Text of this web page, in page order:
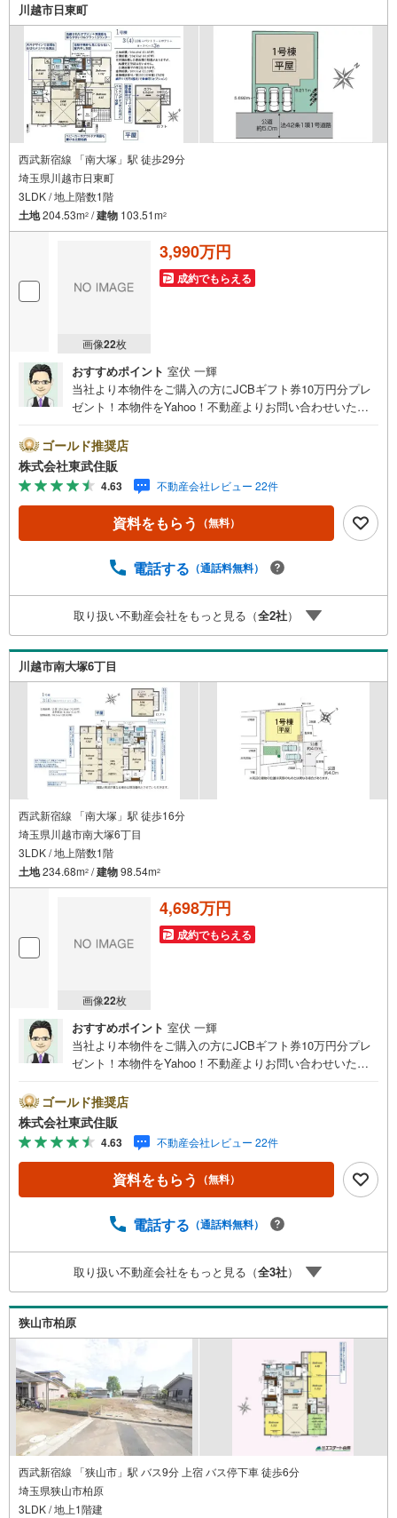
川越市日東町
西武新宿線 「南大塚」駅 徒歩29分
埼玉県川越市日東町
3LDK / 地上階数1階
土地204.53m2 /建物 103.51m2
画像22枚
3,990万円
成約でもらえる
おすすめポイント 室伏 一輝
当社より本物件をご購入の方にJCBギフト券10万円分プレ
ゼント！本物件をYahoo！不動産よりお問い合わせいただ
ンとの併用不可。【営業時間 10:00～18:00】この時間帯
はお電話でのお問い合わせがスムーズです。住み替えをご
希望の方は自社買取保証付売却プランがございます。お気
軽にお問い合わせください。●南大塚駅徒歩29分●平屋●ロ
フト●都市ガス・本下水◇当社の強みは（1）リフォーム
（当社でも再販事業を行っている為、お客様に最適なプラ
スメーカー7社を保有しておりますので、ご予算・ご希望に
産情報を豊富に取り揃えております。またリフォームの相
談も承ります。◇インターネット予約で当日現地見学が可
能です（1）［室内・現地を見学する］をクリック（2）本
日～4日以内をご希望の方は「ご要望・ご質問欄」に希望日
時をご記入ください！
ゴールド推奨店
株式会社東武住販
4.63 不動産会社レビュー 22件
資料をもらう （無料）
電話する （通話料無料）
取り扱い不動産会社をもっと見る（全2社）
川越市南大塚6丁目
西武新宿線 「南大塚」駅 徒歩16分
埼玉県川越市南大塚6丁目
3LDK / 地上階数1階
土地234.68m2 /建物98.54m2
画像22枚
4,698万円
成約でもらえる
おすすめポイント 室伏 一輝
当社より本物件をご購入の方にJCBギフト券10万円分プレ
ゼント！本物件をYahoo！不動産よりお問い合わせいただ
ンとの併用不可。【営業時間 10:00～18:00】この時間帯
はお電話でのお問い合わせがスムーズです。住み替えをご
希望の方は自社買取保証付売却プランがございます。お気
軽にお問い合わせください。●南大塚駅徒歩16分●閑静な住
宅地●カースペース2台可●充実の設備◇当社の強みは（1）
リフォーム（当社でも再販事業を行っている為、お客様に
（提携ハウスメーカー7社を保有しておりますので、ご予
に関する不動産情報を豊富に取り揃えております。またリ
フォームの相談も承ります。◇インターネット予約で当日
現地見学が可能です（1）［室内・現地を見学する］をクリ
ック（2）本日～4日以内をご希望の方は「ご要望・ご質問
欄」に希望日時をご記入ください！
ゴールド推奨店
株式会社東武住販
4.63 不動産会社レビュー 22件
資料をもらう （無料）
電話する （通話料無料）
取り扱い不動産会社をもっと見る（全3社）
狭山市柏原
西武新宿線 「狭山市」駅 バス9分 上宿 バス停下車 徒歩6分
埼玉県狭山市柏原
3LDK / 地上1階建